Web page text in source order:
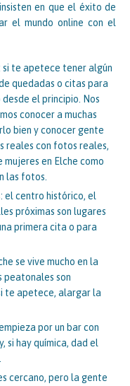
en que el éxito de
el mundo online con el
si te apetece tener algún
quedadas o citas para
el principio. Nos
conocer a muchas
bien y conocer gente
reales con fotos reales,
en Elche como
las fotos.
: el centro histórico, el
próximas son lugares
primera cita o para
se vive mucho en la
peatonales son
te apetece, alargar la
por un bar con
si hay química, dad el
cercano, pero la gente